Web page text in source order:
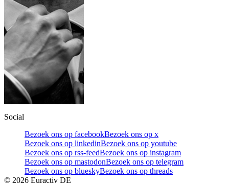
Social
Bezoek ons op facebookBezoek ons op x
Bezoek ons op linkedinBezoek ons op youtube
Bezoek ons op rss-feedBezoek ons op instagram
Bezoek ons op mastodonBezoek ons op telegram
Bezoek ons op blueskyBezoek ons op threads
© 2026 Euractiv DE